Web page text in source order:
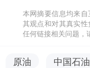
本网摘要信息均来
其观点和对其真实
任何链接相关问题，
原油 中国石油